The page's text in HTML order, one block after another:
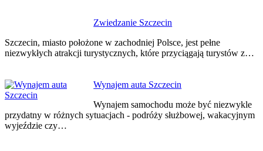
Zwiedzanie Szczecin
Szczecin, miasto położone w zachodniej Polsce, jest pełne
niezwykłych atrakcji turystycznych, które przyciągają turystów z…
Wynajem auta Szczecin
Wynajem samochodu może być niezwykle
przydatny w różnych sytuacjach - podróży służbowej, wakacyjnym
wyjeździe czy…